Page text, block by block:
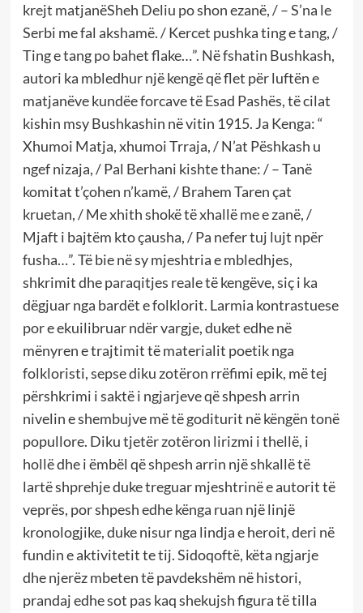
krejt matjanëSheh Deliu po shon ezanë, / – S’na le
Serbi me fal akshamë. / Kercet pushka ting e tang, /
Ting e tang po bahet flake…”. Në fshatin Bushkash,
autori ka mbledhur një kengë që flet për luftën e
matjanëve kundëe forcave të Esad Pashës, të cilat
kishin msy Bushkashin në vitin 1915. Ja Kenga: “
Xhumoi Matja, xhumoi Trraja, / N’at Pëshkash u
ngef nizaja, / Pal Berhani kishte thane: / – Tanë
komitat t’çohen n’kamë, / Brahem Taren çat
kruetan, / Me xhith shokë të xhallë me e zanë, /
Mjaft i bajtëm kto çausha, / Pa nefer tuj lujt npër
fusha…”. Të bie në sy mjeshtria e mbledhjes,
shkrimit dhe paraqitjes reale të kengëve, siç i ka
dëgjuar nga bardët e folklorit. Larmia kontrastuese
por e ekuilibruar ndër vargje, duket edhe në
mënyren e trajtimit të materialit poetik nga
folkloristi, sepse diku zotëron rrëfimi epik, më tej
përshkrimi i saktë i ngjarjeve që shpesh arrin
nivelin e shembujve më të goditurit në këngën tonë
popullore. Diku tjetër zotëron lirizmi i thellë, i
hollë dhe i ëmbël që shpesh arrin një shkallë të
lartë shprehje duke treguar mjeshtrinë e autorit të
veprës, por shpesh edhe kënga ruan një linjë
kronologjike, duke nisur nga lindja e heroit, deri në
fundin e aktivitetit te tij. Sidoqoftë, këta ngjarje
dhe njerëz mbeten të pavdekshëm në histori,
prandaj edhe sot pas kaq shekujsh figura të tilla